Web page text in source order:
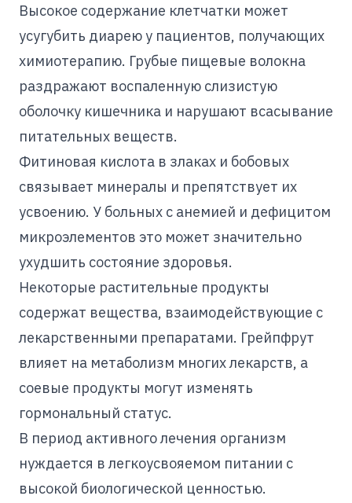
Высокое содержание клетчатки может
усугубить диарею у пациентов, получающих
химиотерапию. Грубые пищевые волокна
раздражают воспаленную слизистую
оболочку кишечника и нарушают всасывание
питательных веществ.
Фитиновая кислота в злаках и бобовых
связывает минералы и препятствует их
усвоению. У больных с анемией и дефицитом
микроэлементов это может значительно
ухудшить состояние здоровья.
Некоторые растительные продукты
содержат вещества, взаимодействующие с
лекарственными препаратами. Грейпфрут
влияет на метаболизм многих лекарств, а
соевые продукты могут изменять
гормональный статус.
В период активного лечения организм
нуждается в легкоусвояемом питании с
высокой биологической ценностью.